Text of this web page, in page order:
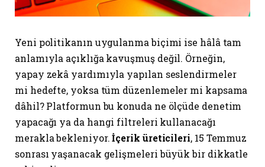
Yeni politikanın uygulanma biçimi ise hâlâ tam
anlamıyla açıklığa kavuşmuş değil. Örneğin,
yapay zekâ yardımıyla yapılan seslendirmeler
mi hedefte, yoksa tüm düzenlemeler mi kapsama
dâhil? Platformun bu konuda ne ölçüde denetim
yapacağı ya da hangi filtreleri kullanacağı
merakla bekleniyor.İçerik üreticileri, 15 Temmuz
sonrası yaşanacak gelişmeleri büyük bir dikkatle